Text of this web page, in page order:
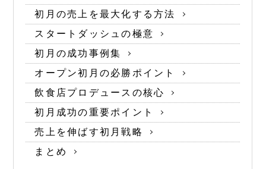
初月の売上を最大化する方法
スタートダッシュの極意
初月の成功事例集
オープン初月の必勝ポイント
飲食店プロデュースの核心
初月成功の重要ポイント
売上を伸ばす初月戦略
まとめ